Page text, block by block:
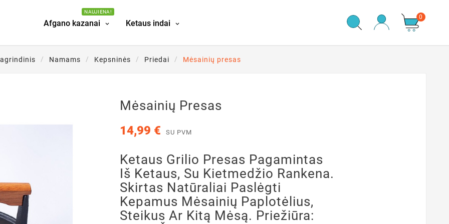
Afgano kazanai
NAUJIENA!
Ketaus indai
0
Namams Kepsninės Priedai Mėsainių presas
Mėsainių Presas
14,99 € SU PVM
Ketaus Grilio Presas Pagamintas
Iš Ketaus, Su Kietmedžio Rankena.
Skirtas Natūraliai Paslėgti
Kepamus Mėsainių Paplotėlius,
Steikus Ar Kitą Mėsą. Priežiūra: